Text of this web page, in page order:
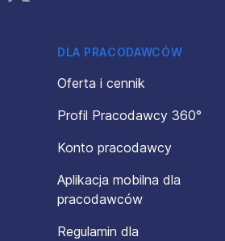
DLA PRACODAWCÓW
Oferta i cennik
Profil Pracodawcy 360°
Konto pracodawcy
Aplikacja mobilna dla
pracodawców
Regulamin dla